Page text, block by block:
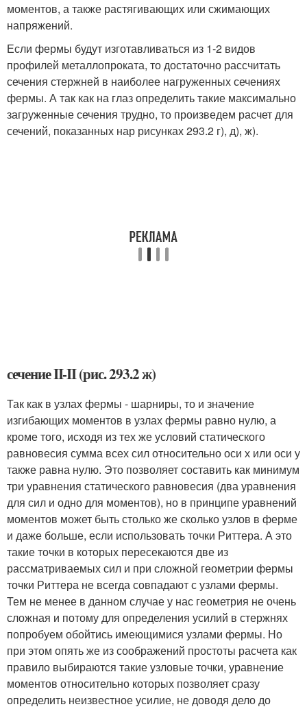
моментов, а также растягивающих или сжимающих
напряжений.
Если фермы будут изготавливаться из 1-2 видов
профилей металлопроката, то достаточно рассчитать
сечения стержней в наиболее нагруженных сечениях
фермы. А так как на глаз определить такие максимально
загруженные сечения трудно, то произведем расчет для
сечений, показанных нар рисунках 293.2 г), д), ж).
сечение II-II (рис. 293.2 ж)
Так как в узлах фермы - шарниры, то и значение
изгибающих моментов в узлах фермы равно нулю, а
кроме того, исходя из тех же условий статического
равновесия сумма всех сил относительно оси х или оси у
также равна нулю. Это позволяет составить как минимум
три уравнения статического равновесия (два уравнения
для сил и одно для моментов), но в принципе уравнений
моментов может быть столько же сколько узлов в ферме
и даже больше, если использовать точки Риттера. А это
такие точки в которых пересекаются две из
рассматриваемых сил и при сложной геометрии фермы
точки Риттера не всегда совпадают с узлами фермы.
Тем не менее в данном случае у нас геометрия не очень
сложная и потому для определения усилий в стержнях
попробуем обойтись имеющимися узлами фермы. Но
при этом опять же из соображений простоты расчета как
правило выбираются такие узловые точки, уравнение
моментов относительно которых позволяет сразу
определить неизвестное усилие, не доводя дело до